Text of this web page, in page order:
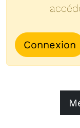
Connexion